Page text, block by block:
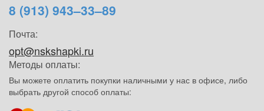
8 (913) 943–33–89
Почта:
opt@nskshapki.ru
Методы оплаты:
Вы можете оплатить покупки наличными у нас в офисе, либо
выбрать другой способ оплаты: